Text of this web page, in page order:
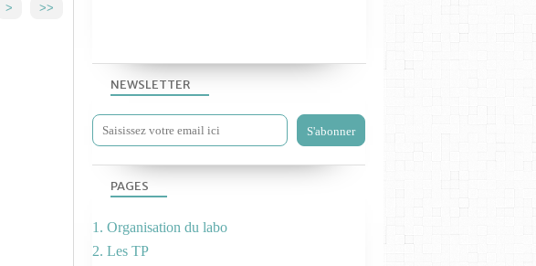
> >>
NEWSLETTER
PAGES
1. Organisation du labo
2. Les TP